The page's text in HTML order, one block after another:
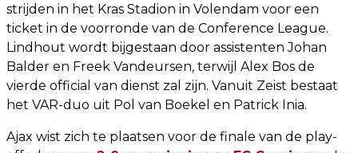
strijden in het Kras Stadion in Volendam voor een
ticket in de voorronde van de Conference League.
Lindhout wordt bijgestaan door assistenten Johan
Balder en Freek Vandeursen, terwijl Alex Bos de
vierde official van dienst zal zijn. Vanuit Zeist bestaat
het VAR-duo uit Pol van Boekel en Patrick Inia.
Ajax wist zich te plaatsen voor de finale van de play-